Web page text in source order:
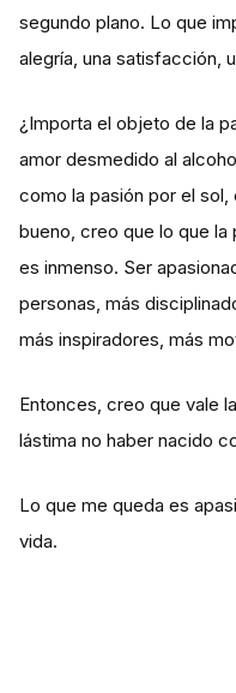
segundo plano. Lo que
alegría, una satisfacción,
¿Importa el objeto de la
amor desmedido al
como la pasión por el
bueno, creo que lo que
es inmenso. Ser
personas, más
más inspiradores, más
Entonces, creo que vale
lástima no haber nacido
Lo que me queda es
vida.